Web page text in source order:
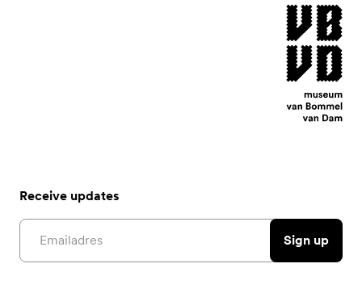
museum van
Receive updates
Email address
Sign up